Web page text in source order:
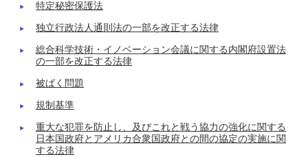
特定秘密保護法
独立行政法人通則法の一部を改正する法律
総合科学技術・イノベーション会議に関する内閣府設置法
の一部を改正する法律
被ばく問題
規制基準
重大な犯罪を防止し、及びこれと戦う協力の強化に関する
日本国政府とアメリカ合衆国政府との間の協定の実施に関
する法律